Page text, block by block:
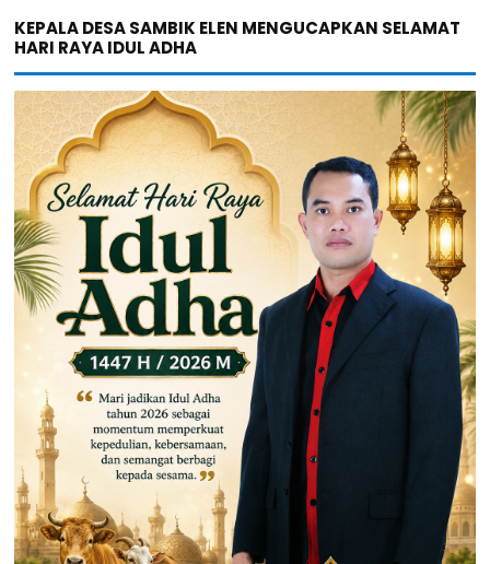
KEPALA DESA SAMBIK ELEN MENGUCAPKAN SELAMAT
HARI RAYA IDUL ADHA